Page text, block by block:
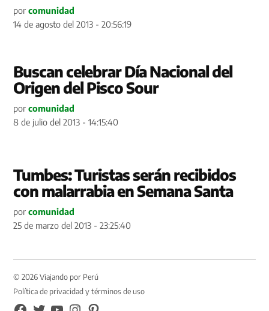
por comunidad
14 de agosto del 2013 - 20:56:19
Buscan celebrar Día Nacional del
Origen del Pisco Sour
por comunidad
8 de julio del 2013 - 14:15:40
Tumbes: Turistas serán recibidos
con malarrabia en Semana Santa
por comunidad
25 de marzo del 2013 - 23:25:40
© 2026 Viajando por Perú
Política de privacidad y términos de uso
FB
TW YouTubeInstagramPinterest